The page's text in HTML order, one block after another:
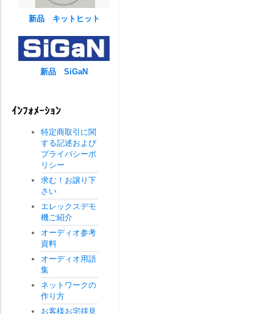
新品 キットヒット
新品 SiGaN
ｲﾝﾌｫﾒｰｼｮﾝ
特定商取引に関
する記述および
プライバシーポ
リシー
求む！お譲り下
さい
エレックスデモ
機ご紹介
オーディオ参考
資料
オーディオ用語
集
ネットワークの
作り方
お客様お宅拝見